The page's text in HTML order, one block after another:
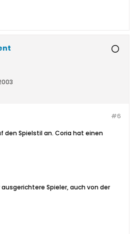
#6
den Spielstil an. Coria hat einen
Spieler, auch von der